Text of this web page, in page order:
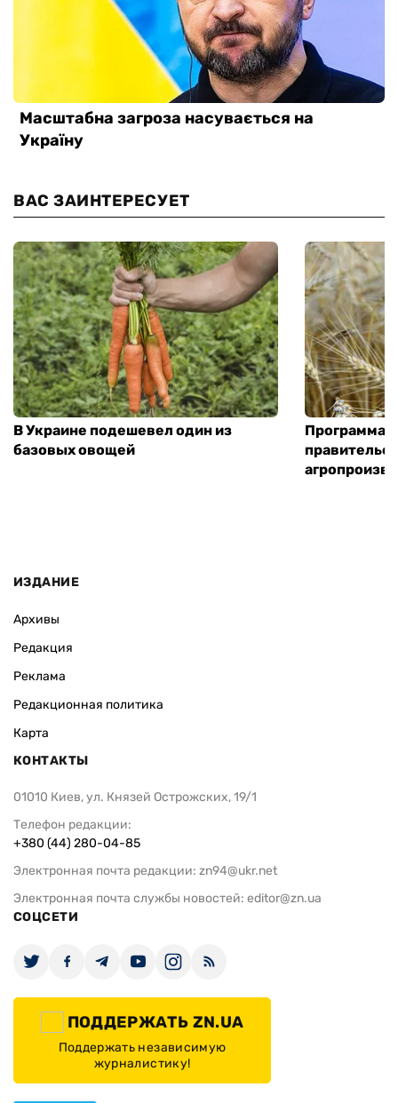
ВАС ЗАИНТЕРЕСУЕТ
В Украине подешевел один из
базовых овощей
Программа
ИЗДАНИЕ
Архивы
Редакция
Реклама
Редакционная политика
Карта
КОНТАКТЫ
01010 Киев, ул. Князей Острожских, 19/1
Телефон редакции:
+380 (44) 280-04-85
Электронная почта редакции: zn94@ukr.net
Электронная почта службы новостей: editor@zn.ua
СОЦСЕТИ
ПОДДЕРЖАТЬ ZN.UA
Поддержать независимую
журналистику!